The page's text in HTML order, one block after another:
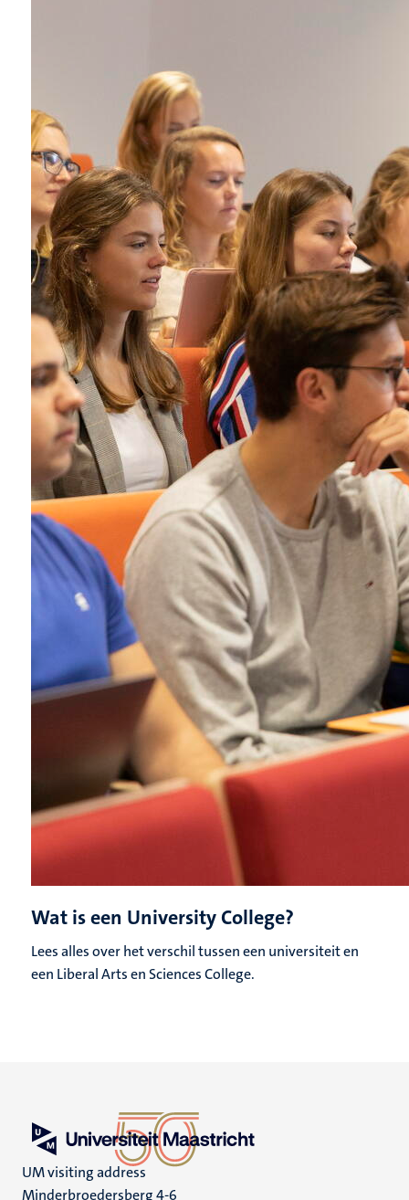
Wat is een University College?
Lees alles over het verschil tussen een universiteit en
een Liberal Arts en Sciences College.
UM visiting address
Minderbroedersberg 4-6